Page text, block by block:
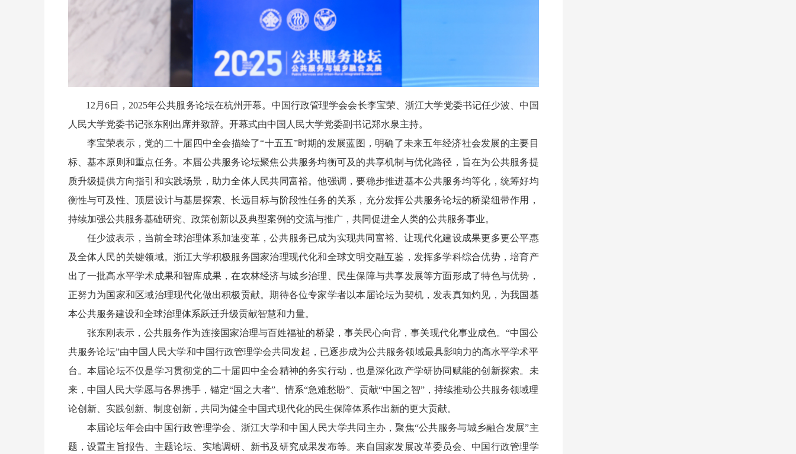
12月6日，2025年公共服务论坛在杭州开幕。中国行政管理学会会长李宝荣、浙江大学党委书记任少波、中国
人民大学党委书记张东刚出席并致辞。开幕式由中国人民大学党委副书记郑水泉主持。
李宝荣表示，党的二十届四中全会描绘了“十五五”时期的发展蓝图，明确了未来五年经济社会发展的主要目
标、基本原则和重点任务。本届公共服务论坛聚焦公共服务均衡可及的共享机制与优化路径，旨在为公共服务提
质升级提供方向指引和实践场景，助力全体人民共同富裕。他强调，要稳步推进基本公共服务均等化，统筹好均
衡性与可及性、顶层设计与基层探索、长远目标与阶段性任务的关系，充分发挥公共服务论坛的桥梁纽带作用，
持续加强公共服务基础研究、政策创新以及典型案例的交流与推广，共同促进全人类的公共服务事业。
任少波表示，当前全球治理体系加速变革，公共服务已成为实现共同富裕、让现代化建设成果更多更公平惠
及全体人民的关键领域。浙江大学积极服务国家治理现代化和全球文明交融互鉴，发挥多学科综合优势，培育产
出了一批高水平学术成果和智库成果，在农林经济与城乡治理、民生保障与共享发展等方面形成了特色与优势，
正努力为国家和区域治理现代化做出积极贡献。期待各位专家学者以本届论坛为契机，发表真知灼见，为我国基
本公共服务建设和全球治理体系跃迁升级贡献智慧和力量。
张东刚表示，公共服务作为连接国家治理与百姓福祉的桥梁，事关民心向背，事关现代化事业成色。“中国公
共服务论坛”由中国人民大学和中国行政管理学会共同发起，已逐步成为公共服务领域最具影响力的高水平学术平
台。本届论坛不仅是学习贯彻党的二十届四中全会精神的务实行动，也是深化政产学研协同赋能的创新探索。未
来，中国人民大学愿与各界携手，锚定“国之大者”、情系“急难愁盼”、贡献“中国之智”，持续推动公共服务领域理
论创新、实践创新、制度创新，共同为健全中国式现代化的民生保障体系作出新的更大贡献。
本届论坛年会由中国行政管理学会、浙江大学和中国人民大学共同主办，聚焦“公共服务与城乡融合发展”主
题，设置主旨报告、主题论坛、实地调研、新书及研究成果发布等。来自国家发展改革委员会、中国行政管理学